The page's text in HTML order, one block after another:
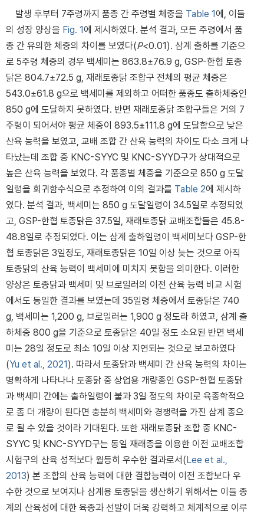
발생 후부터 7주령까지 품종 간 주령별 체중을 Table 1에, 이들
의 성장 양상을 Fig. 1에 제시하였다. 분석 결과, 모든 주령에서 품
종 간 유의한 체중의 차이를 보였다(P<0.01). 삼계 출하를 기준으
로 5주령 체중의 경우 백세미는 863.8±76.9 g, GSP-한협 토종
닭은 804.7±72.5 g, 재래토종닭 조합구 전체의 평균 체중은
543.0±61.8 g으로 백세미를 제외하고 어떠한 품종도 출하체중인
850 g에 도달하지 못하였다. 반면 재래토종닭 조합구들은 거의 7
주령이 되어서야 평균 체중이 893.5±111.8 g에 도달함으로 낮은
산육 능력을 보였고, 교배 조합 간 산육 능력의 차이도 다소 크게 나
타났는데 조합 중 KNC-SYYC 및 KNC-SYYD구가 상대적으로
높은 산육 능력을 보였다. 각 품종별 체중을 기준으로 850 g 도달
일령을 회귀함수식으로 추정하여 이의 결과를 Table 2에 제시하
였다. 분석 결과, 백세미는 850 g 도달일령이 34.5일로 추정되었
고, GSP-한협 토종닭은 37.5일, 재래토종닭 교배조합들은 45.8-
48.8일로 추정되었다. 이는 삼계 출하일령이 백세미보다 GSP-한
협 토종닭은 3일정도, 재래토종닭은 10일 이상 늦는 것으로 아직
토종닭의 산육 능력이 백세미에 미치지 못함을 의미한다. 이러한
양상은 토종닭과 백세미 및 브로일러의 이전 산육 능력 비교 시험
에서도 동일한 결과를 보였는데 35일령 체중에서 토종닭은 740
g, 백세미는 1,200 g, 브로일러는 1,900 g 정도라 하였고, 삼계 출
하체중 800 g을 기준으로 토종닭은 40일 정도 소요된 반면 백세
미는 28일 정도로 최소 10일 이상 지연되는 것으로 보고하였다
(Yu et al., 2021). 따라서 토종닭과 백세미 간 산육 능력의 차이는
명확하게 나타나나 토종닭 중 상업용 개량종인 GSP-한협 토종닭
과 백세미 간에는 출하일령이 불과 3일 정도의 차이로 육종학적으
로 좀 더 개량이 된다면 충분히 백세미와 경쟁력을 가진 삼계 종으
로 될 수 있을 것이라 기대된다. 또한 재래토종닭 조합 중 KNC-
SYYC 및 KNC-SYYD구는 동일 재래종을 이용한 이전 교배조합
시험구의 산육 성적보다 월등히 우수한 결과로서(Lee et al.,
2013) 본 조합의 산육 능력에 대한 결합능력이 이전 조합보다 우
수한 것으로 보여지나 삼계용 토종닭을 생산하기 위해서는 이들 종
계의 산육성에 대한 육종과 선발이 더욱 강력하고 체계적으로 이루